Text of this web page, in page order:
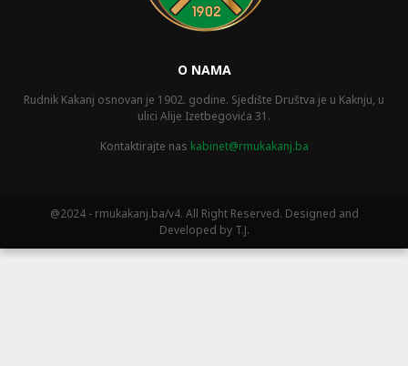
O NAMA
Rudnik Kakanj osnovan je 1902. godine. Sjedište Društva je u Kaknju, u
ulici Alije Izetbegovića 31.
Kontaktirajte nas kabinet@rmukakanj.ba
@2024 - rmukakanj.ba/v4. All Right Reserved. Designed and
Developed by T.J.